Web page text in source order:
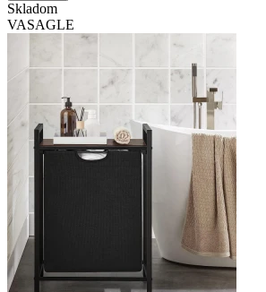
Skladom
VASAGLE